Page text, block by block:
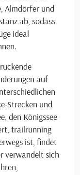
Almdörfer und
ab, sodass
ideal
auf
Strecken und
den Königssee
trailrunning
ist, findet
verwandelt sich